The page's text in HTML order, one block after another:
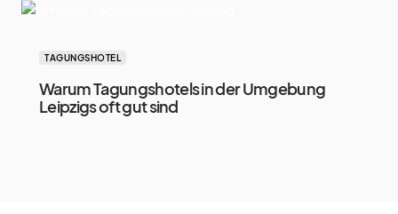
TAGUNGSHOTEL
Warum Tagungshotels in der Umgebung
Leipzigs oft gut sind